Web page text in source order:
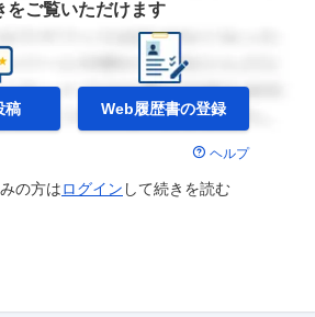
をご覧いただけます
稿 Web履歴書の登録
ヘルプ
の方はログイン して続きを読む